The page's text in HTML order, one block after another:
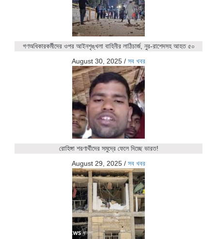
গণঅধিকারকর্মীদের ওপর আইনশৃঙ্খলা বাহিনীর লাঠিচার্জ, নুর-রাশেদসহ আহত ৫০
August 30, 2025 / সব খবর
রোহিঙ্গা শরণার্থীদের সমুদ্রে ফেলে দিচ্ছে ভারত!
August 29, 2025 / সব খবর